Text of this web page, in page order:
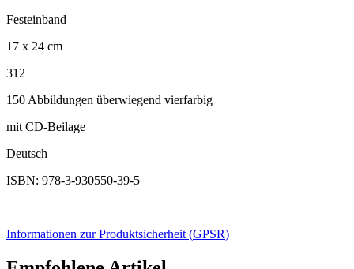
Festeinband
17 x 24 cm
312
150 Abbildungen überwiegend vierfarbig
mit CD-Beilage
Deutsch
ISBN: 978-3-930550-39-5
Informationen zur Produktsicherheit (GPSR)